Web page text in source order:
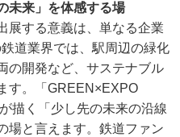
未来」を体感する場
展する意義は、単なる企業
道業界では、駅周辺の緑化
の開発など、サステナブル
す。「GREEN×EXPO
描く「少し先の未来の沿線
場と言えます。鉄道ファン